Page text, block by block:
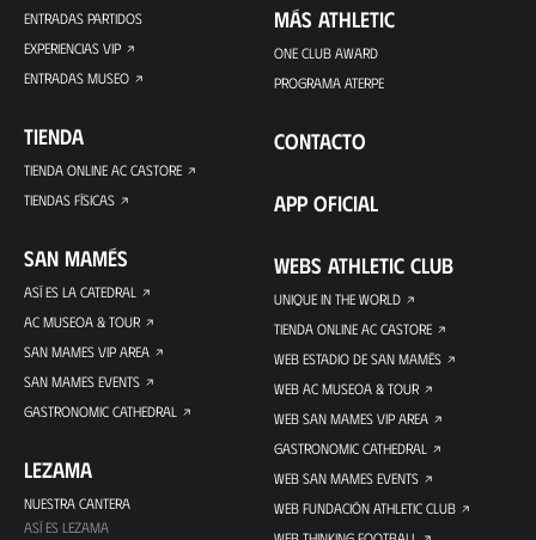
ENTRADAS PARTIDOS
EXPERIENCIAS VIP
ENTRADAS MUSEO
TIENDA
TIENDA ONLINE AC CASTORE
TIENDAS FÍSICAS
SAN MAMÉS
ASÍ ES LA CATEDRAL
AC MUSEOA & TOUR
SAN MAMES VIP AREA
SAN MAMES EVENTS
GASTRONOMIC CATHEDRAL
LEZAMA
NUESTRA CANTERA
ASÍ ES LEZAMA
MÁS ATHLETIC
ONE CLUB AWARD
PROGRAMA ATERPE
CONTACTO
APP OFICIAL
WEBS ATHLETIC CLUB
UNIQUE IN THE WORLD
TIENDA ONLINE AC CASTORE
WEB ESTADIO DE SAN MAMÉS
WEB AC MUSEOA & TOUR
WEB SAN MAMES VIP AREA
GASTRONOMIC CATHEDRAL
WEB SAN MAMES EVENTS
WEB FUNDACIÓN ATHLETIC CLUB